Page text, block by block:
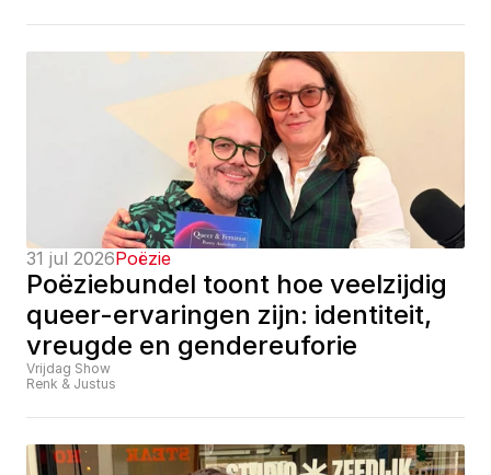
31 jul 2026Poëzie
Poëziebundel toont hoe veelzijdig
queer-ervaringen zijn: identiteit,
vreugde en gendereuforie
Vrijdag Show
Renk & Justus